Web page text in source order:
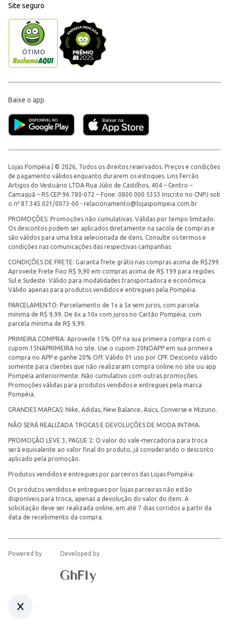
Site seguro
Baixe o app
Lojas Pompéia | © 2026, Todos os direitos reservados. Preços e condições
de pagamento válidos enquanto durarem os estoques. Lins Ferrão
Artigos do Vestuário LTDA Rua Júlio de Castilhos, 404 – Centro –
Camaquã – RS CEP 96.780-072 – Fone: 0800 000 5353 Inscrito no CNPJ sob
o nº 87.345.021/0073-00 - relacionamento@lojaspompeia.com.br
PROMOÇÕES: Promoções não cumulativas. Válidas por tempo limitado.
Os descontos podem ser aplicados diretamente na sacola de compras e
são válidos para uma lista selecionada de itens. Consulte os termos e
condições nas comunicações das respectivas campanhas.
CONDIÇÕES DE FRETE: Garanta frete grátis nas compras acima de R$299.
Aproveite Frete Fixo R$ 9,90 em compras acima de R$ 199 para regiões
Sul e Sudeste. Válido para modalidades transportadora e econômica.
Válido apenas para produtos vendidos e entregues pela Pompéia.
PARCELAMENTO: Parcelamento de 1x a 5x sem juros, com parcela
mínima de R$ 9,99. De 6x a 10x com juros no Cartão Pompéia, com
parcela mínima de R$ 9,99.
PRIMEIRA COMPRA: Aproveite 15% Off na sua primeira compra com o
cupom 15NAPRIMEIRA no site. Use o cupom 20NOAPP em sua primeira
compra no APP e ganhe 20% Off. Válido 01 uso por CPF. Desconto válido
somente para clientes que não realizaram compra online no site ou app
Pompéia anteriormente. Não cumulativo com outras promoções.
Promoções válidas para produtos vendidos e entregues pela marca
Pompéia.
GRANDES MARCAS: Nike, Adidas, New Balance, Asics, Converse e Mizuno.
NÃO SERÁ REALIZADA TROCAS E DEVOLUÇÕES DE MODA INTIMA.
PROMOÇÃO LEVE 3, PAGUE 2: O valor do vale-mercadoria para troca
será equivalente ao valor final do produto, já considerando o desconto
aplicado pela promoção.
Produtos vendidos e entregues por parceiros das Lojas Pompéia:
Os produtos vendidos e entregues por lojas parceiras não estão
disponíveis para troca, apenas a devolução do valor do item. A
solicitação deve ser realizada online, em até 7 dias corridos a partir da
data de recebimento da compra.
Powered by Developed by